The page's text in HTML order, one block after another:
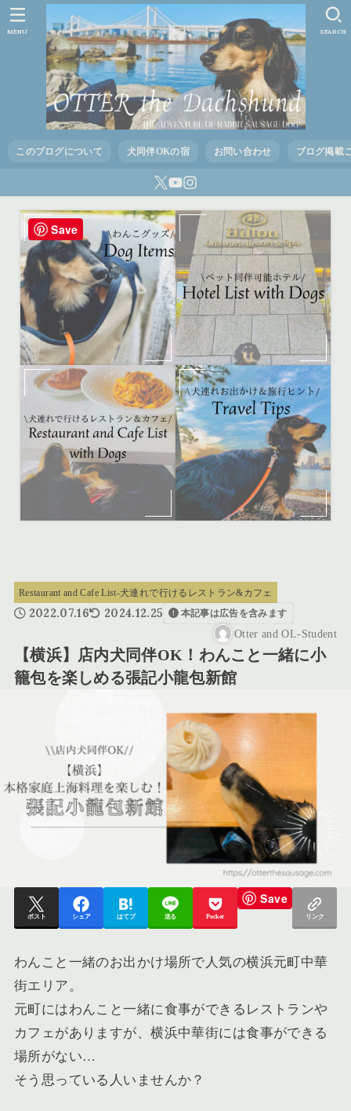
このブログについて 犬同伴OKの宿 お問い合わせ ブログ掲載
SEARCH
MENU
Restaurant and Cafe List-犬連れで行けるレストラン&カフェ
2022.07.16 2024.12.25 本記事は広告を含みます
Otter and OL-Student
【横浜】店内犬同伴OK！わんこと一緒に小
籠包を楽しめる張記小龍包新館
ポスト シェア はてブ 送る Pocket
Save
リンク
わんこと一緒のお出かけ場所で人気の横浜元町中華
街エリア。
元町にはわんこと一緒に食事ができるレストランや
カフェがありますが、横浜中華街には食事ができる
場所がない…
そう思っている人いませんか？
Save